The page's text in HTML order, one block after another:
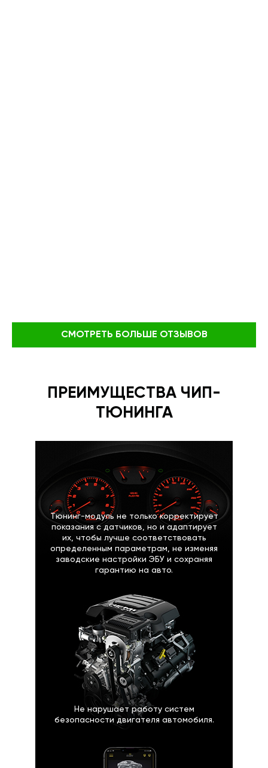
СМОТРЕТЬ БОЛЬШЕ ОТЗЫВОВ
ПРЕИМУЩЕСТВА ЧИП-
ТЮНИНГА
Тюнинг-модуль не только корректирует
показания с датчиков, но и адаптирует
их, чтобы лучше соответствовать
определенным параметрам, не изменяя
заводские настройки ЭБУ и сохраняя
гарантию на авто.
Не нарушает работу систем
безопасности двигателя автомобиля.